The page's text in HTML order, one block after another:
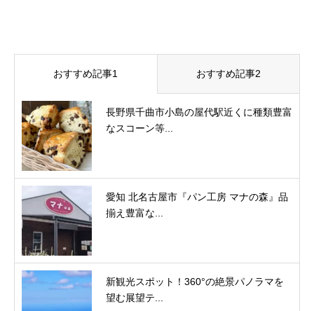
おすすめ記事1 おすすめ記事2
長野県千曲市小島の屋代駅近くに種類豊富
なスコーン等...
愛知 北名古屋市『パン工房 マナの森』品
揃え豊富な...
新観光スポット！360°の絶景パノラマを
望む展望テ...